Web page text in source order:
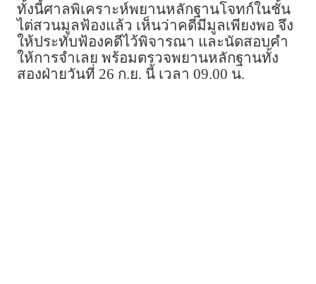
ทั้งนี้ศาลพิเคราะห์พยานหลักฐานโจทก์ในชั้น
ไต่สวนมูลฟ้องแล้ว เห็นว่าคดีมีมูลเพียงพอ จึง
ให้ประทับฟ้องคดีไว้พิจารณา และนัดสอบคำ
ให้การจำเลย พร้อมตรวจพยานหลักฐานทั้ง
สองฝ่ายวันที่ 26 ก.ย. นี้ เวลา 09.00 น.